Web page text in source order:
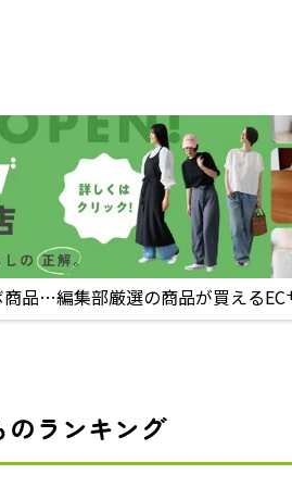
品…編集部厳選の商品が買えるEC
のランキング